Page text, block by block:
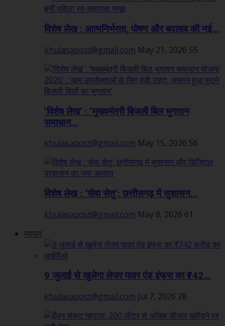
विशेष लेख : आत्मनिर्भरता, पोषण और बदलाव की नई...
khulasapost@gmail.com May 21, 2026 55
’विशेष लेख’ : ’मुख्यमंत्री बिजली बिल भुगतान
समाधान...
khulasapost@gmail.com May 15, 2026 56
विशेष लेख : ‘सेवा सेतु’: छत्तीसगढ़ में सुशासन...
khulasapost@gmail.com May 8, 2026 61
व्यापार
9 जुलाई से खुलेगा लेजर पावर एंड इंफ्रा का ₹742...
khulasapost@gmail.com Jul 7, 2026 28